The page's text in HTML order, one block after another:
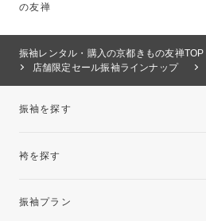
の友禅
振袖レンタル・購入の京都きもの友禅TOP
店舗限定セール振袖ラインナップ
振袖を探す
袴を探す
振袖プラン